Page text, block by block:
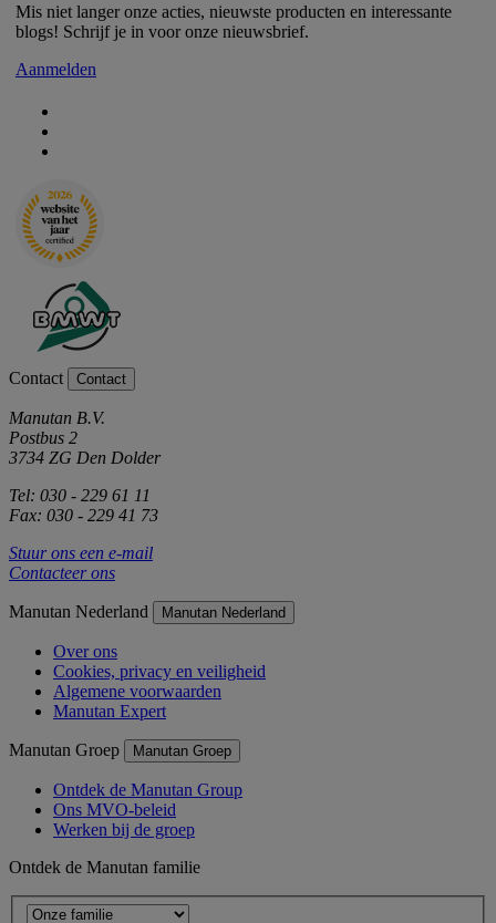
Mis niet langer onze acties, nieuwste producten en interessante
blogs! Schrijf je in voor onze nieuwsbrief.
Aanmelden
Contact Contact
Manutan B.V.
Postbus 2
3734 ZG Den Dolder
Tel: 030 - 229 61 11
Fax: 030 - 229 41 73
Stuur ons een e-mail
Contacteer ons
Manutan Nederland Manutan Nederland
Over ons
Cookies, privacy en veiligheid
Algemene voorwaarden
Manutan Expert
Manutan Groep Manutan Groep
Ontdek de Manutan Group
Ons MVO-beleid
Werken bij de groep
Ontdek de Manutan familie